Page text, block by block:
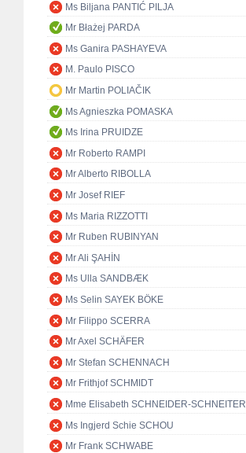
Ms Biljana PANTIĆ PILJA
Mr Błażej PARDA
Ms Ganira PASHAYEVA
M. Paulo PISCO
Mr Martin POLIAČIK
Ms Agnieszka POMASKA
Ms Irina PRUIDZE
Mr Roberto RAMPI
Mr Alberto RIBOLLA
Mr Josef RIEF
Ms Maria RIZZOTTI
Mr Ruben RUBINYAN
Mr Ali ŞAHİN
Ms Ulla SANDBÆK
Ms Selin SAYEK BÖKE
Mr Filippo SCERRA
Mr Axel SCHÄFER
Mr Stefan SCHENNACH
Mr Frithjof SCHMIDT
Mme Elisabeth SCHNEIDER-SCHNEITER
Ms Ingjerd Schie SCHOU
Mr Frank SCHWABE